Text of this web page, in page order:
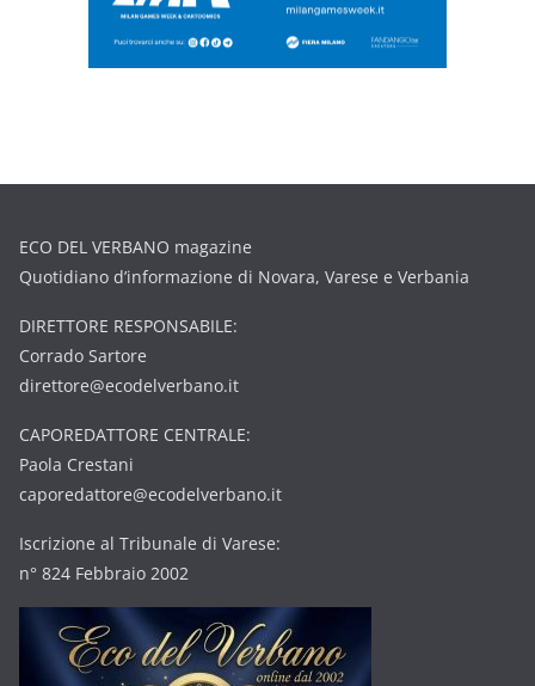
ECO DEL VERBANO magazine
Quotidiano d’informazione di Novara, Varese e Verbania
DIRETTORE RESPONSABILE:
Corrado Sartore
direttore@ecodelverbano.it
CAPOREDATTORE CENTRALE:
Paola Crestani
caporedattore@ecodelverbano.it
Iscrizione al Tribunale di Varese:
n° 824 Febbraio 2002